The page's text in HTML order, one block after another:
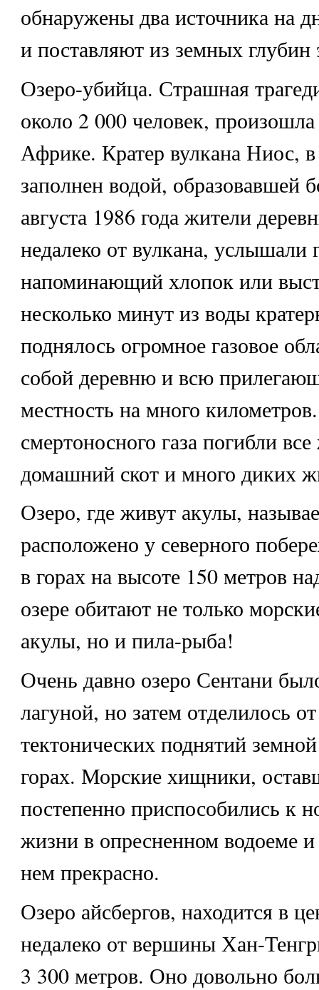
обнаружены два источника на
и поставляют из земных глубин
Озеро-убийца. Страшная
около 2 000 человек,
Африке. Кратер вулкана Ниос,
заполнен водой, образовавшей
августа 1986 года жители
недалеко от вулкана, услышали
напоминающий хлопок или
несколько минут из воды
поднялось огромное газовое
собой деревню и всю
местность на много
смертоносного газа погибли
домашний скот и много диких
Озеро, где живут акулы,
расположено у северного
в горах на высоте 150 метров
озере обитают не только
акулы, но и пила-рыба!
Очень давно озеро Сентани
лагуной, но затем отделилось
тектонических поднятий
горах. Морские хищники,
постепенно приспособились к
жизни в опресненном водоеме и
нем прекрасно.
Озеро айсбергов, находится в
недалеко от вершины Хан-
3 300 метров. Оно довольно